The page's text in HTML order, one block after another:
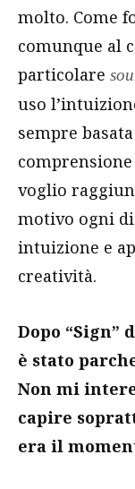
molto. Come
comunque al
particolare
uso
sempre
voglio
motivo ogni
intuizione e
creatività.
Dopo “Sign”
è stato
Non mi
capire
era il